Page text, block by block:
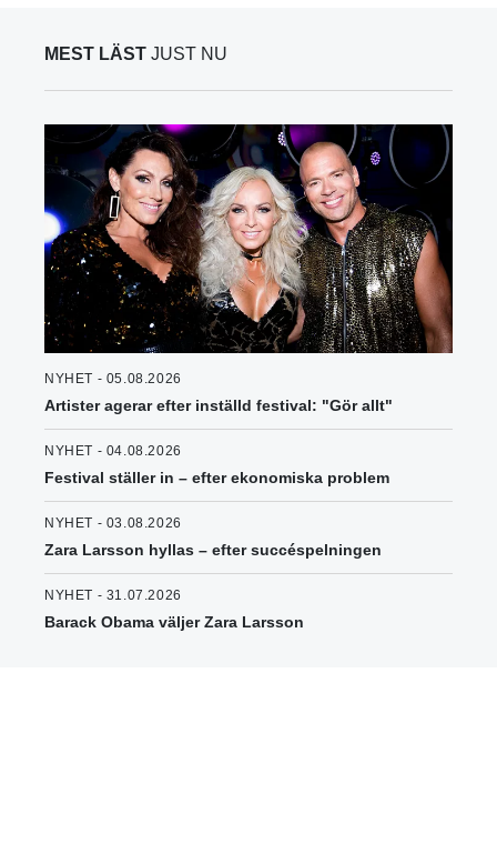
MEST LÄST JUST NU
NYHET - 05.08.2026
Artister agerar efter inställd festival: "Gör allt"
NYHET - 04.08.2026
Festival ställer in – efter ekonomiska problem
NYHET - 03.08.2026
Zara Larsson hyllas – efter succéspelningen
NYHET - 31.07.2026
Barack Obama väljer Zara Larsson